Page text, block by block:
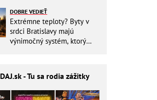
DOBRE VEDIEŤ
Extrémne teploty? Byty v
srdci Bratislavy majú
výnimočný systém, ktorý
.sk - Tu sa rodia zážitky